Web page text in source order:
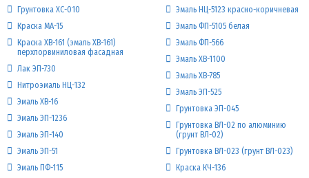
Грунтовка ХС-010
Краска МА-15
Краска ХВ-161 (эмаль ХВ-161)
перхлорвиниловая фасадная
Лак ЭП-730
Нитроэмаль НЦ-132
Эмаль ХВ-16
Эмаль ЭП-1236
Эмаль ЭП-140
Эмаль ЭП-51
Эмаль ПФ-115
Эмаль НЦ-5123 красно-коричневая
Эмаль ФП-5105 белая
Эмаль ФП-566
Эмаль ХВ-1100
Эмаль ХВ-785
Эмаль ЭП-525
Грунтовка ЭП-045
Грунтовка ВЛ-02 по алюминию
(грунт ВЛ-02)
Грунтовка ВЛ-023 (грунт ВЛ-023)
Краска КЧ-136